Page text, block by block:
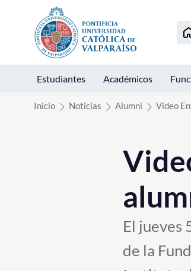
Click acá para ir directamente al contenido
Estudiantes Académicos
Inicio Noticias Alumni Video
El jueves
de la